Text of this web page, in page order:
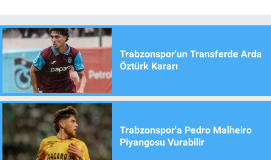
Trabzonspor'un Transferde Arda
Öztürk Kararı
Trabzonspor'a Pedro Malheiro
Piyangosu Vurabilir